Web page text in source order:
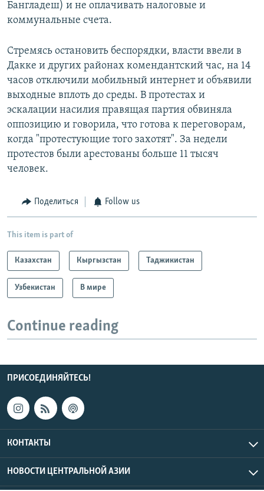
Бангладеш) и не оплачивать налоговые и
коммунальные счета.
Стремясь остановить беспорядки, власти ввели в
Дакке и других районах комендантский час, на 14
часов отключили мобильный интернет и объявили
выходные вплоть до среды. В протестах и
эскалации насилия правящая партия обвиняла
оппозицию и говорила, что готова к переговорам,
когда "протестующие того захотят". За недели
протестов были арестованы больше 11 тысяч
человек.
Поделиться Follow us
This item is part of
Казахстан Кыргызстан Таджикистан
Узбекистан В мире
Continue reading
ПРИСОЕДИНЯЙТЕСЬ!
КОНТАКТЫ
НОВОСТИ ЦЕНТРАЛЬНОЙ АЗИИ